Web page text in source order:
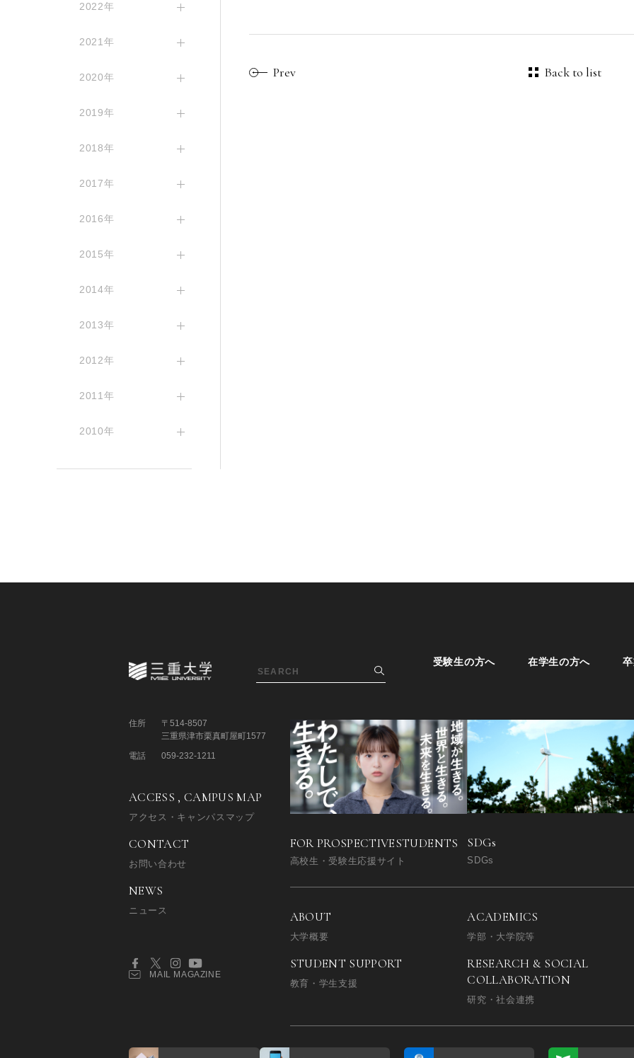
Prev Back to list
2022年
2021年
2020年
2019年
2018年
2017年
2016年
2015年
2014年
2013年
2012年
2011年
2010年
受験生の方へ 在学生の方へ
FOR PROSPECTIVESTUDENTS
高校生・受験生応援サイト
SDGs
SDGs
ABOUT
大学概要
ACADEMICS
学部・大学院等
STUDENT SUPPORT
教育・学生支援
RESEARCH & SOCIAL
COLLABORATION
研究・社会連携
住所
〒514-8507
三重県津市栗真町屋町1577
電話
059-232-1211
ACCESS , CAMPUS MAP
アクセス・キャンパスマップ
CONTACT
お問い合わせ
NEWS
ニュース
MAIL MAGAZINE